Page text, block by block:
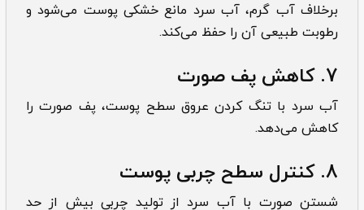
برخلاف آب گرم، آب سرد مانع خشکی پوست می‌شود و
رطوبت طبیعی آن را حفظ می‌کند.
7. کاهش پف صورت
آب سرد با تنگ کردن عروق سطح پوست، پف صورت را
کاهش می‌دهد.
8. کنترل سطح چربی پوست
شستن صورت با آب سرد از تولید چربی بیش از حد